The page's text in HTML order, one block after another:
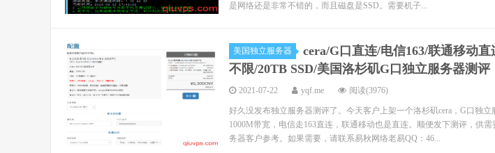
是网络还是非常不错的，而且磁盘是SSD。需要机子...
美国独立服务器
cera/G口直连/电信163/联通移动
不限/20TB SSD/美国洛杉矶G口独立服务器测评
2021-07-22 yqf.me 阅读(3976)
好久没发布独立服务器测评了。今天客户上架一个洛杉矶cera，G口独立
1000M带宽，电信走163直连，联通移动也是直连。顺便发下测评，供
务器客户参考。如果需要，请联系易秋网络老易QQ：46...